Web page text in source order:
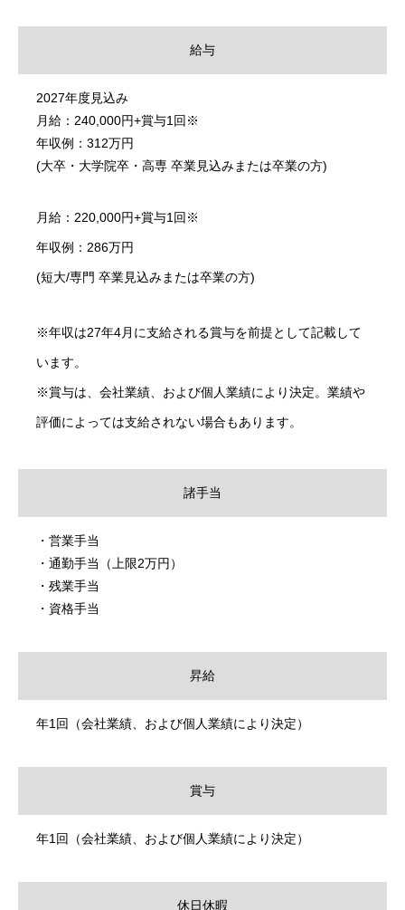
給与
2027年度見込み
月給：240,000円+賞与1回※
年収例：312万円
(大卒・大学院卒・高専 卒業見込みまたは卒業の方)
月給：220,000円+賞与1回※
年収例：286万円
(短大/専門 卒業見込みまたは卒業の方)
※年収は27年4月に支給される賞与を前提として記載して
います。
※賞与は、会社業績、および個人業績により決定。業績や
評価によっては支給されない場合もあります。
諸手当
・営業手当
・通勤手当（上限2万円）
・残業手当
・資格手当
昇給
年1回（会社業績、および個人業績により決定）
賞与
年1回（会社業績、および個人業績により決定）
休日休暇